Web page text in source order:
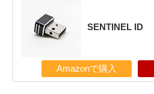
SENTINEL ID
Amazonで購入